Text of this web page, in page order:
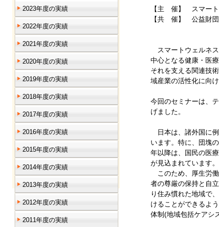
2023年度の実績
2022年度の実績
2021年度の実績
2020年度の実績
2019年度の実績
2018年度の実績
2017年度の実績
2016年度の実績
2015年度の実績
2014年度の実績
2013年度の実績
2012年度の実績
2011年度の実績
【主 催】 スマート
【共 催】 公益財
スマートウェルネ
中心となる健康・医
それを支える関連技
域産業の活性化に向
今回のセミナーは、
げました。
日本は、諸外国に
います。特に、団塊
年以降は、国民の医
が見込まれています。
このため、厚生労
者の尊厳の保持と自
り住み慣れた地域で
けることができるよ
体制(地域包括ケアシ